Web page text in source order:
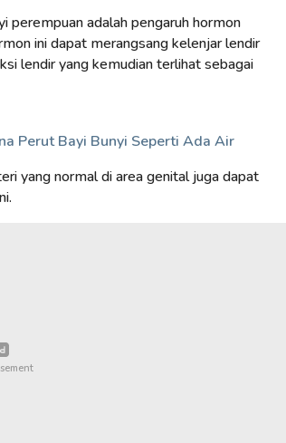
perempuan adalah pengaruh hormon
ini dapat merangsang kelenjar lendir
lendir yang kemudian terlihat sebagai
Perut Bayi Bunyi Seperti Ada Air
yang normal di area genital juga dapat